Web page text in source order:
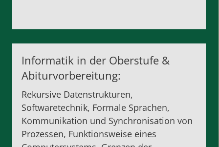
Informatik in der Oberstufe &
Abiturvorbereitung:
Rekursive Datenstrukturen,
Softwaretechnik, Formale Sprachen,
Kommunikation und Synchronisation von
Prozessen, Funktionsweise eines